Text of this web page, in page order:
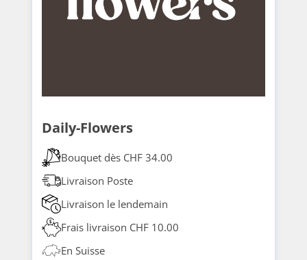
Daily-Flowers
Bouquet dès CHF 34.00
Livraison Poste
Livraison le lendemain
Frais livraison CHF 10.00
En Suisse